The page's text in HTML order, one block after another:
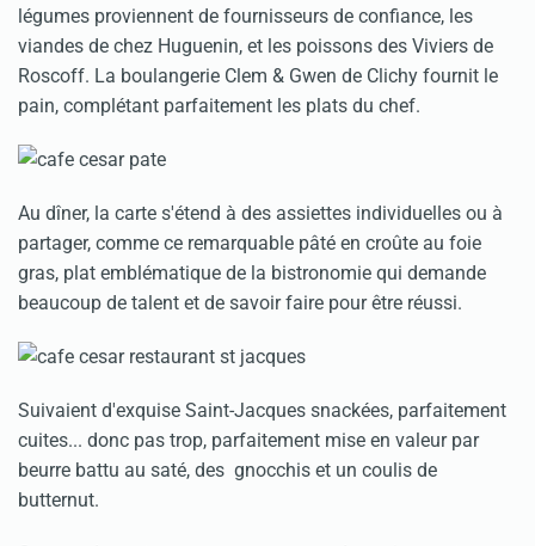
légumes proviennent de fournisseurs de confiance, les
viandes de chez Huguenin, et les poissons des Viviers de
Roscoff. La boulangerie Clem & Gwen de Clichy fournit le
pain, complétant parfaitement les plats du chef.
Au dîner, la carte s'étend à des assiettes individuelles ou à
partager, comme ce remarquable pâté en croûte au foie
gras, plat emblématique de la bistronomie qui demande
beaucoup de talent et de savoir faire pour être réussi.
Suivaient d'exquise Saint-Jacques snackées, parfaitement
cuites... donc pas trop, parfaitement mise en valeur par
beurre battu au saté, des gnocchis et un coulis de
butternut.